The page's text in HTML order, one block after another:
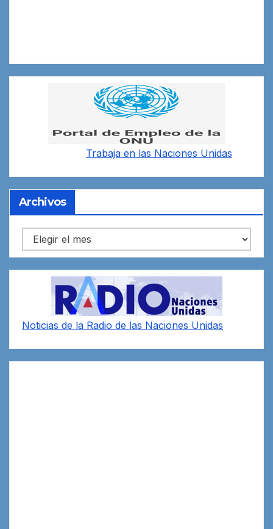
Trabaja en las Naciones Unidas
Archivos
Archivos
Noticias de la Radio de las Naciones Unidas